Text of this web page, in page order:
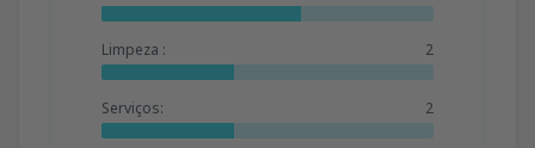
Limpeza : 2
Serviços: 2